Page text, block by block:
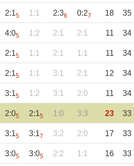
2:15 1:1 2:36 0:27 18 35
4:05 1:2 2:1 2:1 11 34
2:15 1:1 2:1 1:1 11 34
2:15 1:1 3:1 2:1 12 34
3:15 1:2 3:1 2:0 11 34
2:05 2:15 1:0 3:3 23 33
3:15 3:17 3:2 2:0 17 33
3:05 3:05 2:2 1:1 16 33